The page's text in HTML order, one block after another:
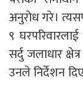
अनुरोध गरे।
९
सर्दु जलाधार
उनले निर्देशन